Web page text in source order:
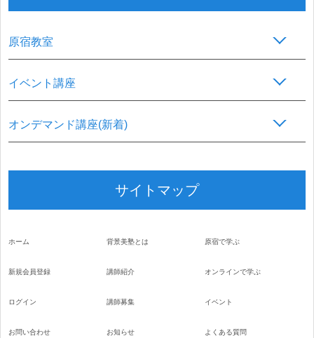
原宿教室
イベント講座
オンデマンド講座(新着)
サイトマップ
ホーム
新規会員登録
ログイン
お問い合わせ
背景美塾とは
講師紹介
講師募集
お知らせ
原宿で学ぶ
オンラインで学ぶ
イベント
よくある質問